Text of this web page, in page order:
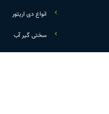
انواع دی اریتور
سختی گیر آب